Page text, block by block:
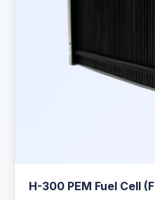
H-300 PEM Fuel Cell